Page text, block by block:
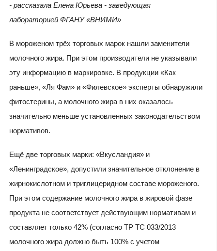
- рассказала Елена Юрьева - заведующая
лабораторией ФГАНУ «ВНИМИ»
В мороженом трёх торговых марок нашли заменители
молочного жира. При этом производители не указывали
эту информацию в маркировке. В продукции «Как
раньше», «Ля Фам» и «Филевское» эксперты обнаружили
фитостерины, а молочного жира в них оказалось
значительно меньше установленных законодательством
нормативов.
Ещё две торговых марки: «Вкусландия» и
«Ленинградское», допустили значительное отклонение в
жирнокислотном и триглицеридном составе мороженого.
При этом содержание молочного жира в жировой фазе
продукта не соответствует действующим нормативам и
составляет только 42% (согласно ТР ТС 033/2013
молочного жира должно быть 100% с учетом